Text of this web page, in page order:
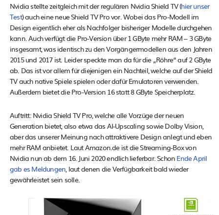
Nvidia stellte zeitgleich mit der regulären Nvidia Shield TV (hier unser
Test) auch eine neue Shield TV Pro vor. Wobei das Pro-Modell im
Design eigentlich eher als Nachfolger bisheriger Modelle durchgehen
kann. Auch verfügt die Pro-Version über 1 GByte mehr RAM – 3 GByte
insgesamt, was identisch zu den Vorgängermodellen aus den Jahren
2015 und 2017 ist. Leider speckte man da für die „Röhre“ auf 2 GByte
ab. Das ist vor allem für diejenigen ein Nachteil, welche auf der Shield
TV auch native Spiele spielen oder dafür Emulatoren verwenden.
Außerdem bietet die Pro-Version 16 statt 8 GByte Speicherplatz.
Auftritt: Nvidia Shield TV Pro, welche alle Vorzüge der neuen
Generation bietet, also etwa das AI-Upscaling sowie Dolby Vision,
aber das unserer Meinung nach attraktivere Design anlegt und eben
mehr RAM anbietet. Laut Amazon.de ist die Streaming-Box von
Nvidia nun ab dem 16. Juni 2020 endlich lieferbar. Schon Ende April
gab es Meldungen , laut denen die Verfügbarkeit bald wieder
gewährleistet sein solle.